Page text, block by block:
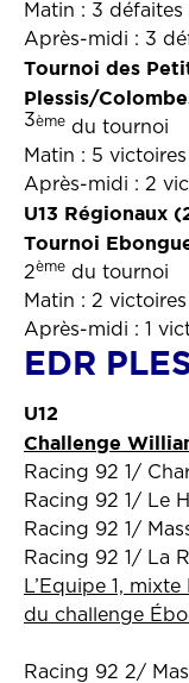
Matin : 3 défaites
Après-midi : 3
Tournoi des
Plessis/
3ème du tournoi
Matin : 5 victoires
Après-midi : 2
U13 Régionaux
Tournoi
2ème du tournoi
Matin : 2 victoires
Après-midi : 1
EDR
U12
Challenge
Racing 92 1/
Racing 92 1/ Le
Racing 92 1/
Racing 92 1/ La
L’Equipe 1,
du challenge
Racing 92 2/